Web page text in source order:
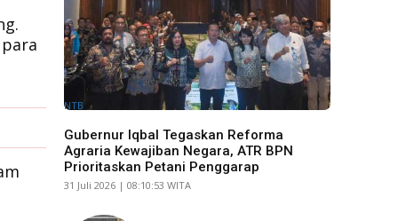
NTB
Gubernur Iqbal Tegaskan Reforma
Agraria Kewajiban Negara, ATR BPN
Prioritaskan Petani Penggarap
​31 Juli 2026 | 08:10:53 WITA